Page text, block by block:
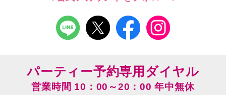
パーティー予約専用ダイヤル
営業時間 10：00～20：00 年中無休